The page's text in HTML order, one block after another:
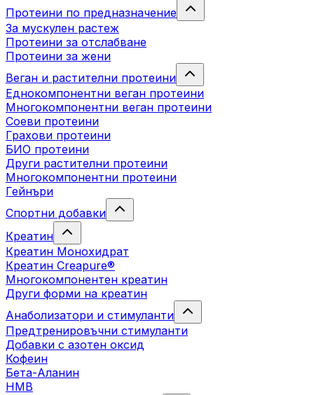
Протеини по предназначение
За мускулен растеж
Протеини за отслабване
Протеини за жени
Веган и растителни протеини
Еднокомпонентни веган протеини
Многокомпонентни веган протеини
Соеви протеини
Грахови протеини
БИО протеини
Други растителни протеини
Многокомпонентни протеини
Гейнъри
Спортни добавки
Креатин
Креатин Монохидрат
Креатин Creapure®
Многокомпонентен креатин
Други форми на креатин
Анаболизатори и стимуланти
Предтренировъчни стимуланти
Добавки с азотен оксид
Кофеин
Бета-Аланин
HMB